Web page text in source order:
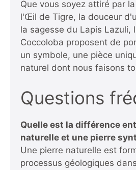
Que vous soyez attiré par
l'Œil de Tigre, la douceur
la sagesse du Lapis Lazuli,
Coccoloba proposent de
un symbole, une pièce
naturel dont nous faisons
Questions
Quelle est la différence
naturelle et une pierre
Une pierre naturelle est
processus géologiques